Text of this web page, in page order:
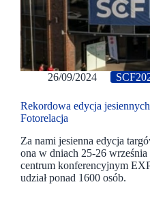
26/09/2024
Rekordowa edycja
Fotorelacja
Za nami jesienna edycja
ona w dniach 25-26
centrum konferencyjnym
udział ponad 1600 osób.